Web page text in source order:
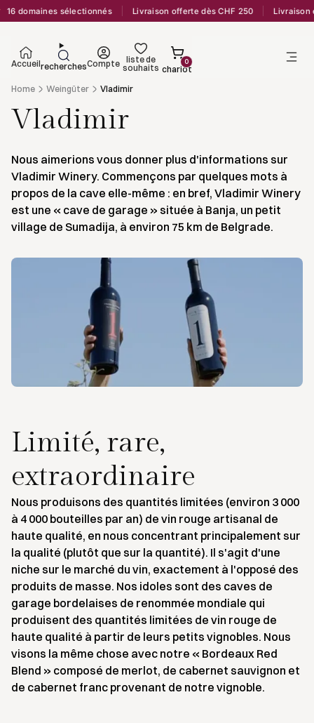
16 domaines sélectionnés Livraison offerte dès CHF 250 Livraison
AccueilrecherchesCompte liste de
souhaits
0
chariot
Home
Weingüter Vladimir
Vladimir
Nous aimerions vous donner plus d'informations sur
Vladimir Winery. Commençons par quelques mots à
propos de la cave elle-même : en bref, Vladimir Winery
est une « cave de garage » située à Banja, un petit
village de Sumadija, à environ 75 km de Belgrade.
Limité, rare,
extraordinaire
Nous produisons des quantités limitées (environ 3 000
à 4 000 bouteilles par an) de vin rouge artisanal de
haute qualité, en nous concentrant principalement sur
la qualité (plutôt que sur la quantité). Il s'agit d'une
niche sur le marché du vin, exactement à l'opposé des
produits de masse. Nos idoles sont des caves de
garage bordelaises de renommée mondiale qui
produisent des quantités limitées de vin rouge de
haute qualité à partir de leurs petits vignobles. Nous
visons la même chose avec notre « Bordeaux Red
Blend » composé de merlot, de cabernet sauvignon et
de cabernet franc provenant de notre vignoble.